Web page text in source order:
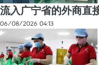
流入广宁省的外商直
06/08/2026 04:13